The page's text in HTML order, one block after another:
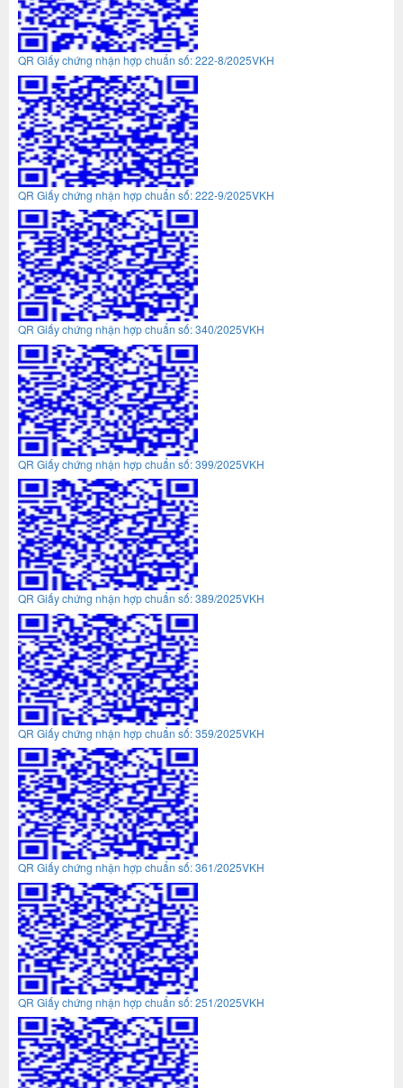
QR Giấy chứng nhận hợp chuẩn số: 222-8/2025VKH
QR Giấy chứng nhận hợp chuẩn số: 222-9/2025VKH
QR Giấy chứng nhận hợp chuẩn số: 340/2025VKH
QR Giấy chứng nhận hợp chuẩn số: 399/2025VKH
QR Giấy chứng nhận hợp chuẩn số: 389/2025VKH
QR Giấy chứng nhận hợp chuẩn số: 359/2025VKH
QR Giấy chứng nhận hợp chuẩn số: 361/2025VKH
QR Giấy chứng nhận hợp chuẩn số: 251/2025VKH